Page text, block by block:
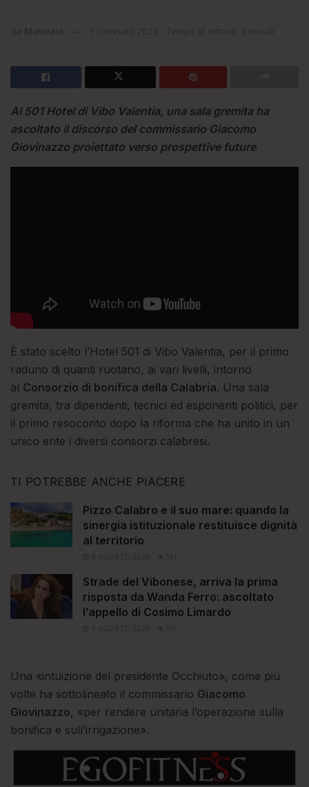
Al 501 Hotel di Vibo Valentia, una sala gremita ha
ascoltato il discorso del commissario Giacomo
Giovinazzo proiettato verso prospettive future
È stato scelto l’Hotel 501 di Vibo Valentia, per il primo
raduno di quanti ruotano, ai vari livelli, intorno
al Consorzio di bonifica della Calabria. Una sala
gremita, tra dipendenti, tecnici ed esponenti politici, per
il primo resoconto dopo la riforma che ha unito in un
unico ente i diversi consorzi calabresi.
TI POTREBBE ANCHE PIACERE
Pizzo Calabro e il suo mare: quando la
sinergia istituzionale restituisce dignità
al territorio
Strade del Vibonese, arriva la prima
risposta da Wanda Ferro: ascoltato
l’appello di Cosimo Limardo
Una «intuizione del presidente Occhiuto», come più
volte ha sottolineato il commissario Giacomo
Giovinazzo, «per rendere unitaria l’operazione sulla
bonifica e sull’irrigazione».